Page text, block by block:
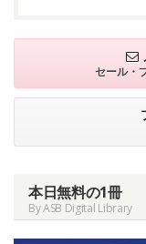
セール・
本日無料の1冊
By ASB Digital Library